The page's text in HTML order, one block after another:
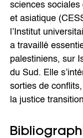
sciences sociales
et asiatique
l’Institut
a travaillé
palestiniens, sur
du Sud. Elle
sorties de
la justice